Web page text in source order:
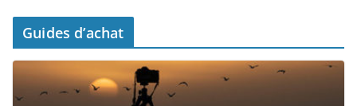
Guides d’achat